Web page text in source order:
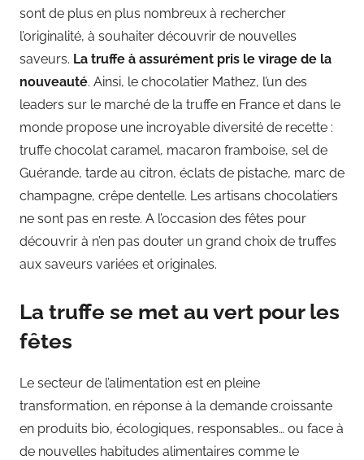
sont de plus en plus nombreux à rechercher
l’originalité, à souhaiter découvrir de nouvelles
saveurs. La truffe à assurément pris le virage de la
nouveauté. Ainsi, le chocolatier Mathez, l’un des
leaders sur le marché de la truffe en France et dans le
monde propose une incroyable diversité de recette :
truffe chocolat caramel, macaron framboise, sel de
Guérande, tarde au citron, éclats de pistache, marc de
champagne, crêpe dentelle. Les artisans chocolatiers
ne sont pas en reste. A l’occasion des fêtes pour
découvrir à n’en pas douter un grand choix de truffes
aux saveurs variées et originales.
La truffe se met au vert pour les
fêtes
Le secteur de l’alimentation est en pleine
transformation, en réponse à la demande croissante
en produits bio, écologiques, responsables… ou face à
de nouvelles habitudes alimentaires comme le